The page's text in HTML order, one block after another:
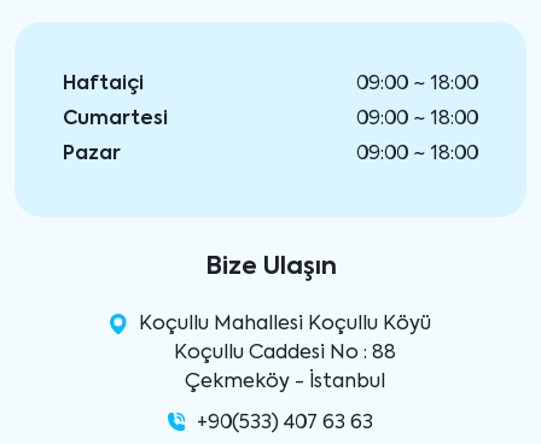
Haftaiçi
09:00 ~ 18:00
Cumartesi
09:00 ~ 18:00
Pazar
09:00 ~ 18:00
Bize Ulaşın
Koçullu Mahallesi Koçullu Köyü
Koçullu Caddesi No : 88
Çekmeköy - İstanbul
+90(533) 407 63 63